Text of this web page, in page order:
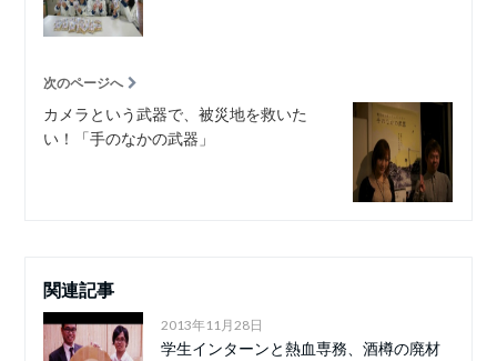
次のページへ
カメラという武器で、被災地を救いた
い！「手のなかの武器」
関連記事
2013年11月28日
学生インターンと熱血専務、酒樽の廃材